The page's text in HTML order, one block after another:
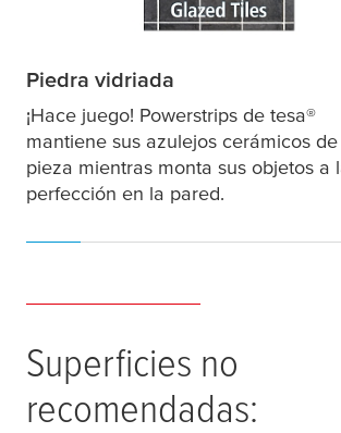
Piedra vidriada
¡Hace juego! Powerstrips de tesa®
mantiene sus azulejos cerámicos
pieza mientras monta sus objetos a
perfección en la pared.
Superficies no
recomendadas: